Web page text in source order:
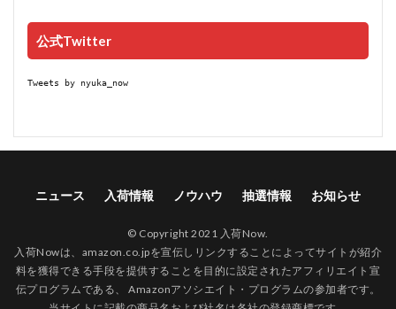
公式Twitter
Tweets by nyuka_now
ニュース 入荷情報 ノウハウ 抽選情報 お知らせ
© Copyright 2021 入荷Now.
入荷Nowは、amazon.co.jpを宣伝しリンクすることによってサイトが紹介
料を獲得できる手段を提供することを目的に設定されたアフィリエイト宣
伝プログラムである、 Amazonアソシエイト・プログラムの参加者です。